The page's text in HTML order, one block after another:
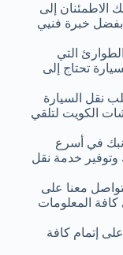
الاطمئنان إلى
خبرة فنيي
التي
تحتاج إلى
نقل السيارة
الكويت لتلقي
في أسرع
خدمة نقل
معنا على
المعلومات
إتمام كافة